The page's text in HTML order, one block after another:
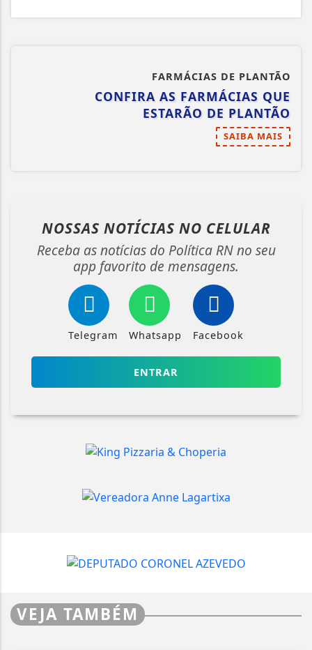
FARMÁCIAS DE PLANTÃO
CONFIRA AS FARMÁCIAS QUE
ESTARÃO DE PLANTÃO
SAIBA MAIS
NOSSAS NOTÍCIAS NO CELULAR
Receba as notícias do Política RN no seu
app favorito de mensagens.
Telegram Whatsapp Facebook
ENTRAR
VEJA TAMBÉM